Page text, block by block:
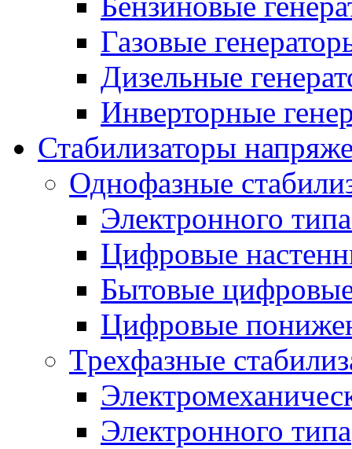
Газовые
Дизельные
Инверторные
Стабилизаторы
Однофазные
Электронного
Цифровые
Бытовые
Цифровые
Трехфазные
Электронного типа